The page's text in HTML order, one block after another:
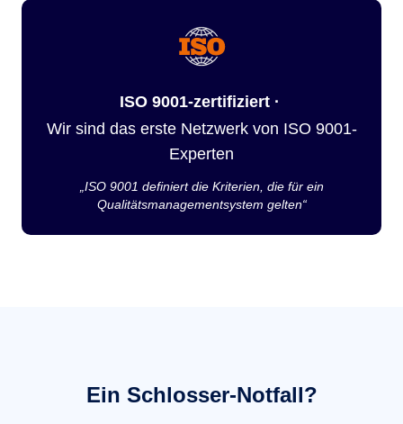
ISO 9001-zertifiziert ·
Wir sind das erste Netzwerk von ISO 9001-
Experten
„ISO 9001 definiert die Kriterien, die für ein
Qualitätsmanagementsystem gelten“
Ein Schlosser-Notfall?